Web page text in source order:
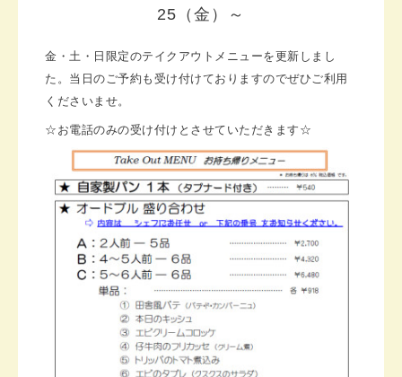
25（金）～
金・土・日限定のテイクアウトメニューを更新しまし
た。当日のご予約も受け付けておりますのでぜひご利用
くださいませ。
☆お電話のみの受け付けとさせていただきます☆